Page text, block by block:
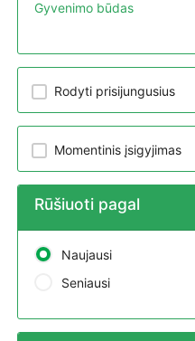
Gyvenimo būdas
Rodyti prisijungusius
Momentinis įsigyjimas
Rūšiuoti pagal
Naujausi
Seniausi